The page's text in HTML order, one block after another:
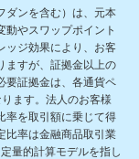
ダンを含む）は、元本
動やスワップポイント
ッジ効果により、お客
ますが、証拠金以上の
要証拠金は、各通貨ペ
ます。法人のお客様
率を取引額に乗じて得
比率は金融商品取引業
量的計算モデルを指し